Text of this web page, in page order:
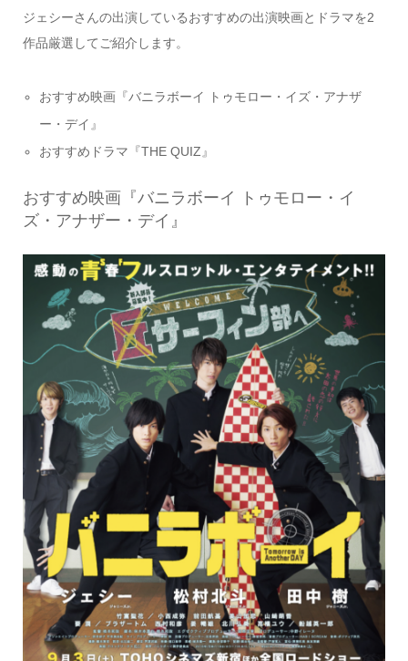
ジェシーさんの出演しているおすすめの出演映画とドラマを2
作品厳選してご紹介します。
おすすめ映画『バニラボーイ トゥモロー・イズ・アナザ
ー・デイ』
おすすめドラマ『THE QUIZ』
おすすめ映画『バニラボーイ トゥモロー・イ
ズ・アナザー・デイ』